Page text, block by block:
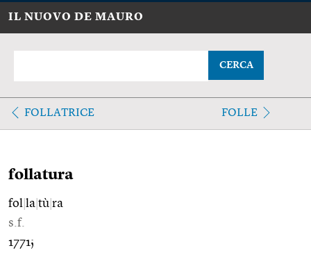
IL NUOVO DE MAURO
CERCA
FOLLATRICE FOLLE
follatura
fol la tù ra
s.f.
1771;